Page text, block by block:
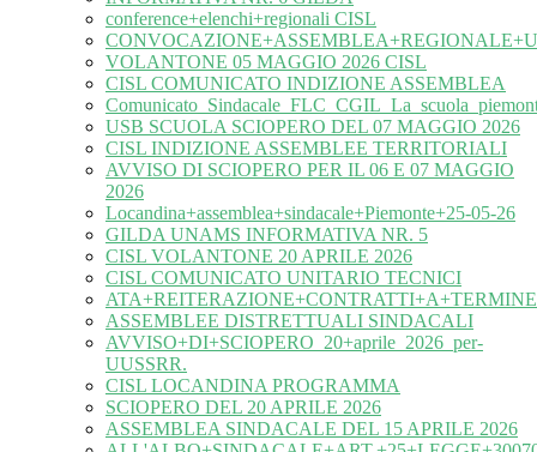
conference+elenchi+regionali CISL
VOLANTONE 05 MAGGIO 2026 CISL
CISL COMUNICATO INDIZIONE ASSEMBLEA
USB SCUOLA SCIOPERO DEL 07 MAGGIO 2026
CISL INDIZIONE ASSEMBLEE TERRITORIALI
AVVISO DI SCIOPERO PER IL 06 E 07 MAGGIO
2026
Locandina+assemblea+sindacale+Piemonte+25-05-26
GILDA UNAMS INFORMATIVA NR. 5
CISL VOLANTONE 20 APRILE 2026
CISL COMUNICATO UNITARIO TECNICI
ATA+REITERAZIONE+CONTRATTI+A+TERMINE
ASSEMBLEE DISTRETTUALI SINDACALI
AVVISO+DI+SCIOPERO_20+aprile_2026_per-
UUSSRR.
CISL LOCANDINA PROGRAMMA
SCIOPERO DEL 20 APRILE 2026
ASSEMBLEA SINDACALE DEL 15 APRILE 2026